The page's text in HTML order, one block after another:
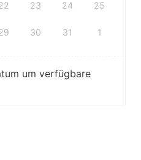
23 24 25
30 31 1
um verfügbare